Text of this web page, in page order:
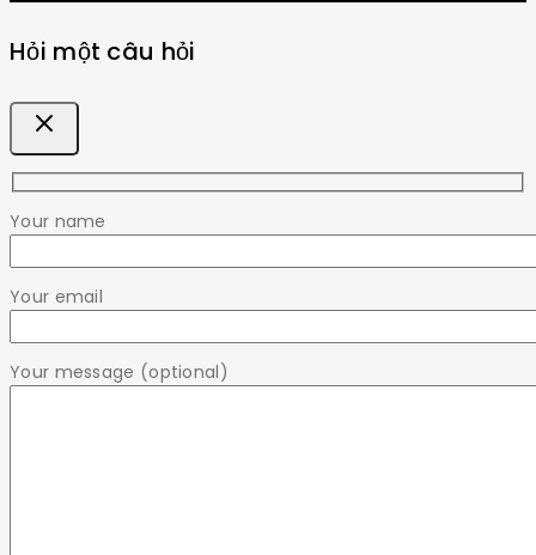
Hỏi một câu hỏi
Your name
Your email
Your message (optional)